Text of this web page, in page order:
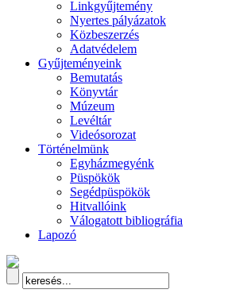
Linkgyűjtemény
Nyertes pályázatok
Közbeszerzés
Adatvédelem
Gyűjteményeink
Bemutatás
Könyvtár
Múzeum
Levéltár
Videósorozat
Történelmünk
Egyházmegyénk
Püspökök
Segédpüspökök
Hitvallóink
Válogatott bibliográfia
Lapozó